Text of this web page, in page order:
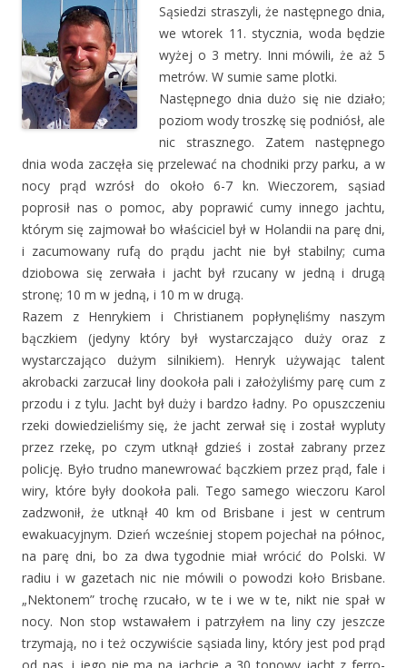
Sąsiedzi straszyli, że następnego dnia,
we wtorek 11. stycznia, woda będzie
wyżej o 3 metry. Inni mówili, że aż 5
metrów. W sumie same plotki.
Następnego dnia dużo się nie działo;
poziom wody troszkę się podniósł, ale
nic strasznego. Zatem następnego
dnia woda zaczęła się przelewać na chodniki przy parku, a w
nocy prąd wzrósł do około 6-7 kn. Wieczorem, sąsiad
poprosił nas o pomoc, aby poprawić cumy innego jachtu,
którym się zajmował bo właściciel był w Holandii na parę dni,
i zacumowany rufą do prądu jacht nie był stabilny; cuma
dziobowa się zerwała i jacht był rzucany w jedną i drugą
stronę; 10 m w jedną, i 10 m w drugą.
Razem z Henrykiem i Christianem popłynęliśmy naszym
bączkiem (jedyny który był wystarczająco duży oraz z
wystarczająco dużym silnikiem). Henryk używając talent
akrobacki zarzucał liny dookoła pali i założyliśmy parę cum z
przodu i z tylu. Jacht był duży i bardzo ładny. Po opuszczeniu
rzeki dowiedzieliśmy się, że jacht zerwał się i został wypluty
przez rzekę, po czym utknął gdzieś i został zabrany przez
policję. Było trudno manewrować bączkiem przez prąd, fale i
wiry, które były dookoła pali. Tego samego wieczoru Karol
zadzwonił, że utknął 40 km od Brisbane i jest w centrum
ewakuacyjnym. Dzień wcześniej stopem pojechał na północ,
na parę dni, bo za dwa tygodnie miał wrócić do Polski. W
radiu i w gazetach nic nie mówili o powodzi koło Brisbane.
„Nektonem” trochę rzucało, w te i we w te, nikt nie spał w
nocy. Non stop wstawałem i patrzyłem na liny czy jeszcze
trzymają, no i też oczywiście sąsiada liny, który jest pod prąd